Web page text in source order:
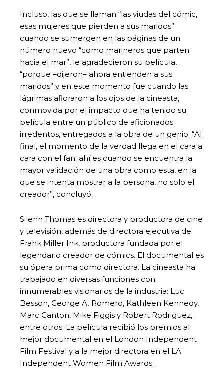
Incluso, las que se llaman “las viudas del cómic,
esas mujeres que pierden a sus maridos”
cuando se sumergen en las páginas de un
número nuevo “como marineros que parten
hacia el mar”, le agradecieron su película,
“porque –dijeron– ahora entienden a sus
maridos” y en este momento fue cuando las
lágrimas afloraron a los ojos de la cineasta,
conmovida por el impacto que ha tenido su
película entre un público de aficionados
irredentos, entregados a la obra de un genio. “Al
final, el momento de la verdad llega en el cara a
cara con el fan; ahí es cuando se encuentra la
mayor validación de una obra como esta, en la
que se intenta mostrar a la persona, no solo el
creador”, concluyó.
Silenn Thomas es directora y productora de cine
y televisión, además de directora ejecutiva de
Frank Miller Ink, productora fundada por el
legendario creador de cómics. El documental es
su ópera prima como directora. La cineasta ha
trabajado en diversas funciones con
innumerables visionarios de la industria: Luc
Besson, George A. Romero, Kathleen Kennedy,
Marc Canton, Mike Figgis y Robert Rodriguez,
entre otros. La película recibió los premios al
mejor documental en el London Independent
Film Festival y a la mejor directora en el LA
Independent Women Film Awards.